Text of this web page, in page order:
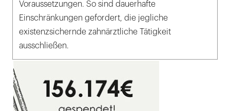
Voraussetzungen. So sind dauerhafte
Einschränkungen gefordert, die jegliche
existenzsichernde zahnärztliche Tätigkeit
ausschließen.